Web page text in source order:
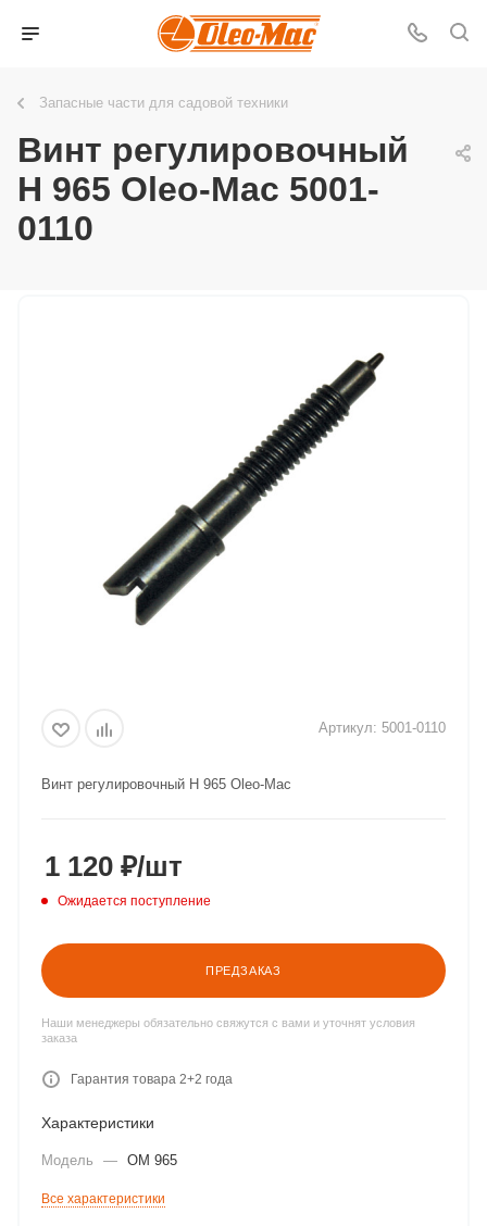
Запасные части для садовой техники
Винт регулировочный
Н 965 Oleo-Mac 5001-
0110
Артикул: 5001-0110
Винт регулировочный Н 965 Oleo-Mac
1 120 ₽/шт
Ожидается поступление
ПРЕДЗАКАЗ
Наши менеджеры обязательно свяжутся с вами и уточнят условия
заказа
Гарантия товара 2+2 года
Характеристики
Модель — ОМ 965
Все характеристики